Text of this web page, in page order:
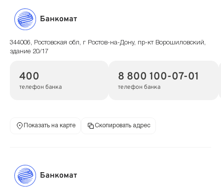
Банкомат
344006, Ростовская обл, г Ростов-на-Дону, пр-кт Ворошиловский,
здание 20/17
400
телефон банка
8 800 100-07-01
телефон банка
Показать на карте Скопировать адрес
Банкомат